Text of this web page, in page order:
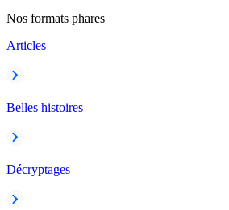
Nos formats phares
Articles
Belles histoires
Décryptages